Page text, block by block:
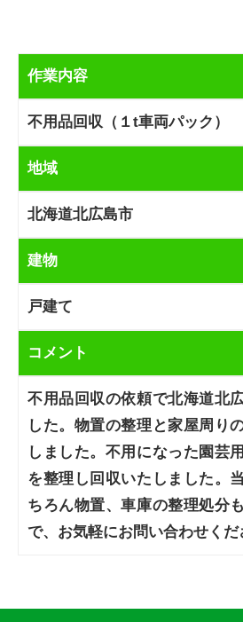
作業内容
不用品回収（１t車両パック）
地域
北海道北広島市
建物
戸建て
コメント
不用品回収の依頼で北海道北
した。物置の整理と家屋周り
しました。不用になった園芸
を整理し回収いたしました。
ちろん物置、車庫の整理処分
で、お気軽にお問い合わせくだ